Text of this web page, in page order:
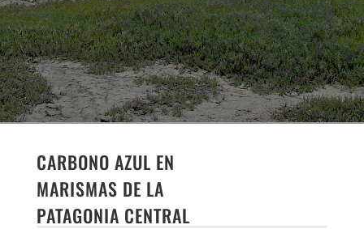
CARBONO AZUL EN
MARISMAS DE LA
PATAGONIA CENTRAL